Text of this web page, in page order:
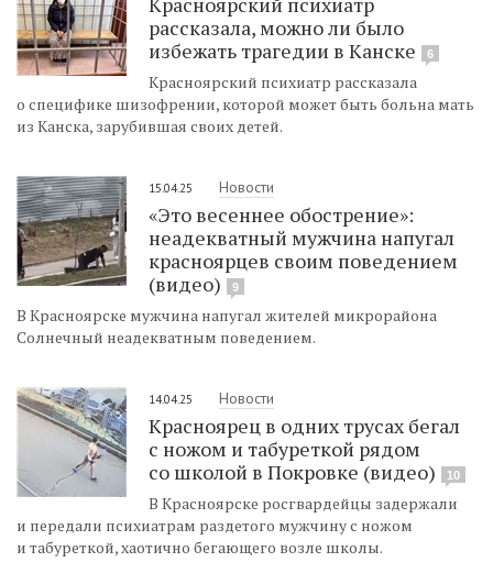
рассказала, можно ли было
избежать трагедии в Канске
6
Красноярский психиатр рассказала
о специфике шизофрении, которой может быть больна мать
из Канска, зарубившая своих детей.
15.04.25 Новости
«Это весеннее обострение»:
неадекватный мужчина напугал
красноярцев своим поведением
(видео)
9
В Красноярске мужчина напугал жителей микрорайона
Солнечный неадекватным поведением.
14.04.25 Новости
Красноярец в одних трусах бегал
с ножом и табуреткой рядом
со школой в Покровке (видео)
10
В Красноярске росгвардейцы задержали
и передали психиатрам раздетого мужчину с ножом
и табуреткой, хаотично бегающего возле школы.